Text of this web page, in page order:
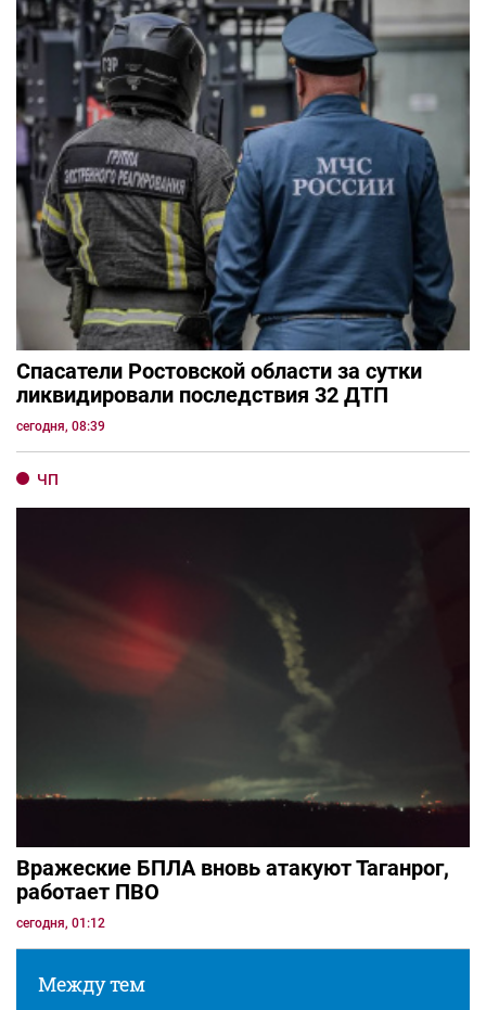
Спасатели Ростовской области за сутки
ликвидировали последствия 32 ДТП
сегодня, 08:39
ЧП
Вражеские БПЛА вновь атакуют Таганрог,
работает ПВО
сегодня, 01:12
Между тем